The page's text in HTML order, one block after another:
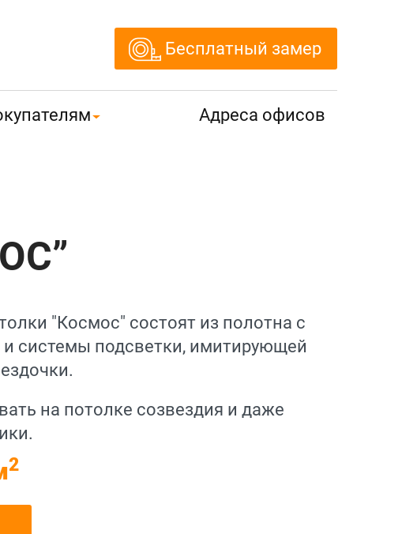
Бесплатный замер
Адреса офисов
"Космос" состоят из полотна с
системы подсветки, имитирующей
на потолке созвездия и даже
2